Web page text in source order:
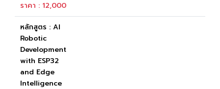
ราคา : 12,000
หลักสูตร : AI
Robotic
Development
with ESP32
and Edge
Intelligence